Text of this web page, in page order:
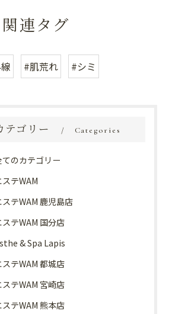
関連タグ
#肌荒れ #シミ
テゴリー Categories
てのカテゴリー
ステWAM
ステWAM 鹿児島店
ステWAM 国分店
& Spa Lapis
ステWAM 都城店
ステWAM 宮崎店
ステWAM 熊本店